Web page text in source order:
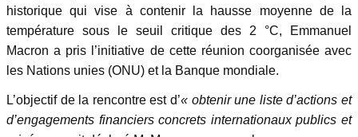
historique qui vise à contenir la hausse moyenne de la
température sous le seuil critique des 2 °C, Emmanuel
Macron a pris l’initiative de cette réunion coorganisée avec
les Nations unies (ONU) et la Banque mondiale.
L’objectif de la rencontre est d’« obtenir une liste d’actions et
d’engagements financiers concrets internationaux publics et